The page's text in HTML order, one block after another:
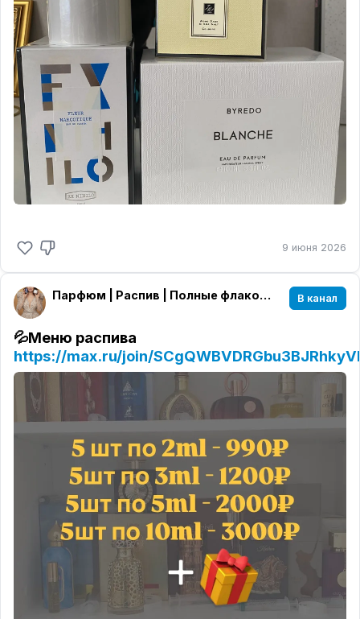
9 июня 2026
Парфюм | Распив | Полные флаконы В канал
💦Меню распива
https://max.ru/join/